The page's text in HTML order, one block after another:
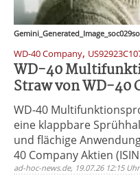
WD-40 Company,
WD-40
Straw von WD-40
WD-40
eine klappbare
und flächige
40 Company Aktien
ad-hoc-news.de, 19.07.26 12:15 Uhr